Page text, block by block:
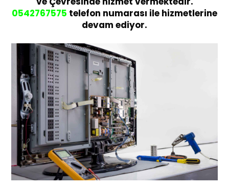
0542767575 telefon numarası ile hizmetlerine
devam ediyor.